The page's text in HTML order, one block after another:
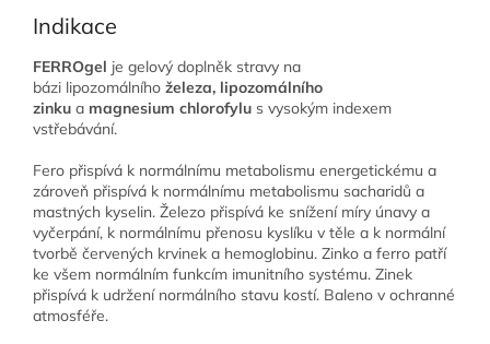
Indikace
FERROgel je gelový doplněk stravy na
bázi lipozomálního železa, lipozomálního
zinku a magnesium chlorofylu s vysokým indexem
vstřebávání.
Fero přispívá k normálnímu metabolismu energetickému a
zároveň přispívá k normálnímu metabolismu sacharidů a
mastných kyselin. Železo přispívá ke snížení míry únavy a
vyčerpání, k normálnímu přenosu kyslíku v těle a k normální
tvorbě červených krvinek a hemoglobinu. Zinko a ferro patří
ke všem normálním funkcím imunitního systému. Zinek
přispívá k udržení normálního stavu kostí. Baleno v ochranné
atmosféře.